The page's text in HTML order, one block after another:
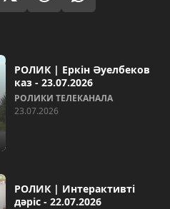
РОЛИК | Еркін Әуелбеков
каз - 23.07.2026
РОЛИКИ ТЕЛЕКАНАЛА
23.07.2026
РОЛИК | Интерактивті
дәріс - 22.07.2026